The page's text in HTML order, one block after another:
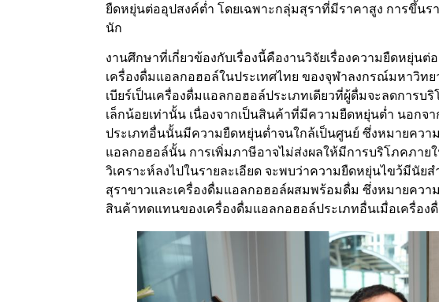
ยืดหยุ่นต่ออุปสงค์ต่ำ โดยเฉพาะกลุ่มสุราที่มีราคาสูง การขึ้น
นัก
งานศึกษาที่เกี่ยวข้องกับเรื่องนี้คืองานวิจัยเรื่องความยืดหยุ่น
เครื่องดื่มแอลกอฮอล์ในประเทศไทย ของจุฬาลงกรณ์มหาวิท
เบียร์เป็นเครื่องดื่มแอลกอฮอล์ประเภทเดียวที่ผู้ดื่มจะลดการบ
เล็กน้อยเท่านั้น เนื่องจากเป็นสินค้าที่มีความยืดหยุ่นต่ำ นอกจ
ประเภทอื่นนั้นมีความยืดหยุ่นต่ำจนใกล้เป็นศูนย์ ซึ่งหมายควา
แอลกอฮอล์นั้น การเพิ่มภาษีอาจไม่ส่งผลให้มีการบริโภคภาย
วิเคราะห์ลงไปในรายละเอียด จะพบว่าความยืดหยุ่นไขว้มีนัย
สุราขาวและเครื่องดื่มแอลกอฮอล์ผสมพร้อมดื่ม ซึ่งหมายควา
สินค้าทดแทนของเครื่องดื่มแอลกอฮอล์ประเภทอื่นเมื่อเครื่อ